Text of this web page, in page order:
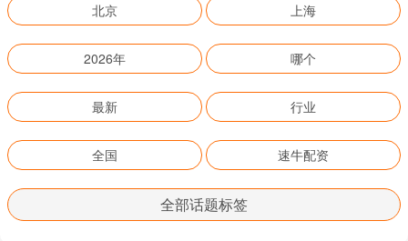
北京 上海
2026年 哪个
最新 行业
全国 速牛配资
全部话题标签